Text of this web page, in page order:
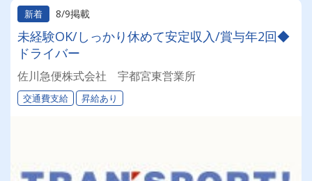
新着 8/9掲載
未経験OK/しっかり休めて安定収入/賞与年2回◆
ドライバー
佐川急便株式会社 宇都宮東営業所
交通費支給 昇給あり